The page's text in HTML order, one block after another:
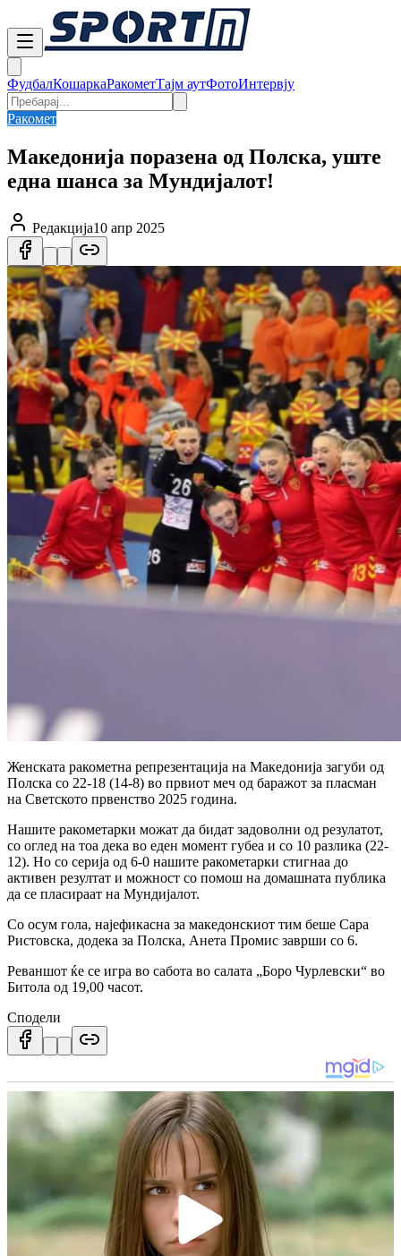
ФудбалКошаркаРакометТајм аутФотоИнтервју
Ракомет
Македонија поразена од Полска, уште
една шанса за Мундијалот!
Редакција10 апр 2025
Женската ракометна репрезентација на Македонија загуби од
Полска со 22-18 (14-8) во првиот меч од баражот за пласман
на Светското првенство 2025 година.
Нашите ракометарки можат да бидат задоволни од резулатот,
со оглед на тоа дека во еден момент губеа и со 10 разлика (22-
12). Но со серија од 6-0 нашите ракометарки стигнаа до
активен резултат и можност со помош на домашната публика
да се пласираат на Мундијалот.
Со осум гола, најефикасна за македонскиот тим беше Сара
Ристовска, додека за Полска, Анета Промис заврши со 6.
Реваншот ќе се игра во сабота во салата „Боро Чурлевски“ во
Битола од 19,00 часот.
Сподели